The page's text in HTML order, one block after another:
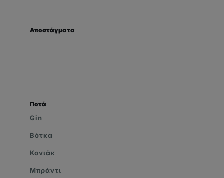
Αποστάγματα
Ποτά
Gin
Βότκα
Κονιάκ
Μπράντι